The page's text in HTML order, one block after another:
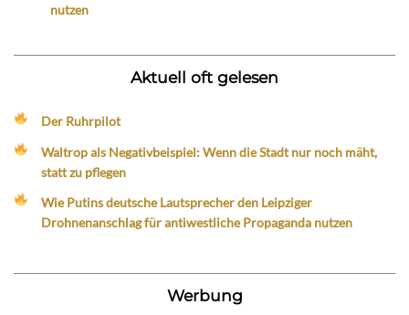
nutzen
Aktuell oft gelesen
Der Ruhrpilot
Waltrop als Negativbeispiel: Wenn die Stadt nur noch mäht,
statt zu pflegen
Wie Putins deutsche Lautsprecher den Leipziger
Drohnenanschlag für antiwestliche Propaganda nutzen
Werbung